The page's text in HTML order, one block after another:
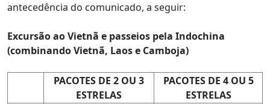
antecedência do comunicado, a seguir:
Excursão ao Vietnã e passeios pela Indochina
(combinando Vietnã, Laos e Camboja)
PACOTES DE 2 OU 3
ESTRELAS
PACOTES DE 4 OU 5
ESTRELAS